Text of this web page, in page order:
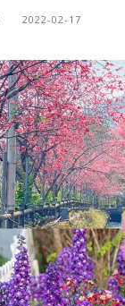
2022-02-17